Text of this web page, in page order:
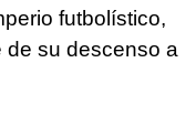
futbolístico,
de su descenso a